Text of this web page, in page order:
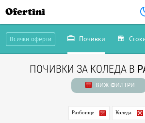
Ofertini
Всички оферти Почивки
ПОЧИВКИ ЗА КОЛЕДА В
ВИЖ ФИЛТРИ
Разбоище Коледа